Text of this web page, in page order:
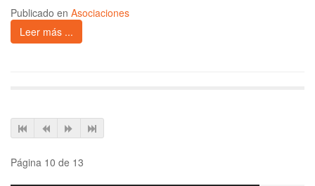
Publicado en Asociaciones
Leer más ...
Página 10 de 13